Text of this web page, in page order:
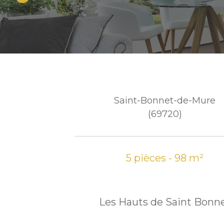
Saint-Bonnet-de-Mure
(69720)
5 pièces - 98 m²
Les Hauts de Saint